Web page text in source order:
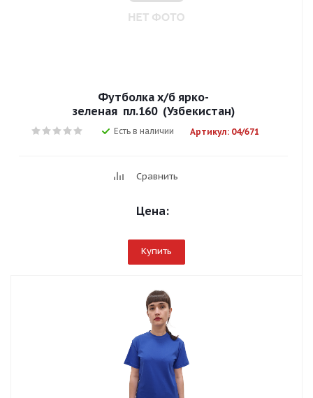
Футболка х/б ярко-
зеленая пл.160 (Узбекистан)
Есть в наличии Артикул: 04/671
Сравнить
Цена:
Купить